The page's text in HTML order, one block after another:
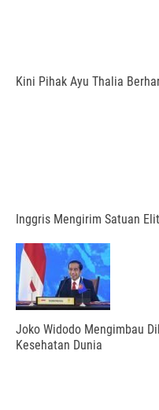
Kini Pihak Ayu Thalia
Inggris Mengirim Satuan
Joko Widodo Mengimbau
Kesehatan Dunia